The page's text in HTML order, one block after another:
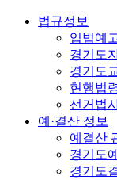
법규정보
입법예
경기도
경기도
현행법
선거법
예·결산 정보
예결산
경기도
경기도